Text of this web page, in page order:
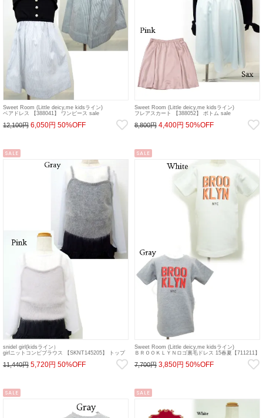
Sweet Room (Little deicy,me kidsライン)
ベアドレス 【388041】 ワンピース sale
12,100円 6,050円 50%OFF
Sweet Room (Little deicy,me kidsライン)
フレアスカート 【388052】 ボトム sale
8,800円 4,400円 50%OFF
SALE
snidel girl(kidsライン）
girlニットコンビブラウス 【SKNT145205】 トップ
11,440円 5,720円 50%OFF
SALE
Sweet Room (Little deicy,me kidsライン)
ＢＲＯＯＫＬＹＮロゴ裏毛ドレス 15春夏【711211】
7,700円 3,850円 50%OFF
SALE SALE